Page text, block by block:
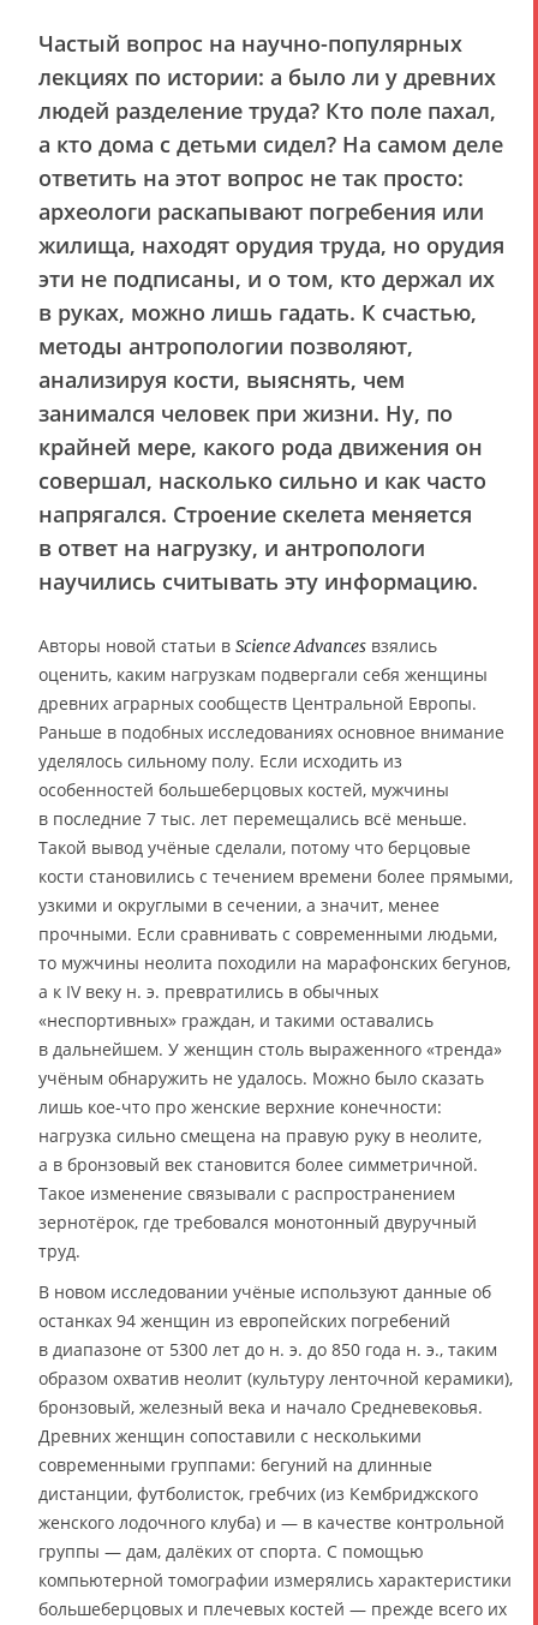
Частый вопрос на научно-популярных
лекциях по истории: а было ли у древних
людей разделение труда? Кто поле пахал,
а кто дома с детьми сидел? На самом деле
ответить на этот вопрос не так просто:
археологи раскапывают погребения или
жилища, находят орудия труда, но орудия
эти не подписаны, и о том, кто держал их
в руках, можно лишь гадать. К счастью,
методы антропологии позволяют,
анализируя кости, выяснять, чем
занимался человек при жизни. Ну, по
крайней мере, какого рода движения он
совершал, насколько сильно и как часто
напрягался. Строение скелета меняется
в ответ на нагрузку, и антропологи
научились считывать эту информацию.
Авторы новой статьи в Science Advances взялись
оценить, каким нагрузкам подвергали себя женщины
древних аграрных сообществ Центральной Европы.
Раньше в подобных исследованиях основное внимание
уделялось сильному полу. Если исходить из
особенностей большеберцовых костей, мужчины
в последние 7 тыс. лет перемещались всё меньше.
Такой вывод учёные сделали, потому что берцовые
кости становились с течением времени более прямыми,
узкими и округлыми в сечении, а значит, менее
прочными. Если сравнивать с современными людьми,
то мужчины неолита походили на марафонских бегунов,
а к IV веку н. э. превратились в обычных
«неспортивных» граждан, и такими оставались
в дальнейшем. У женщин столь выраженного «тренда»
учёным обнаружить не удалось. Можно было сказать
лишь кое-что про женские верхние конечности:
нагрузка сильно смещена на правую руку в неолите,
а в бронзовый век становится более симметричной.
Такое изменение связывали с распространением
зернотёрок, где требовался монотонный двуручный
труд.
В новом исследовании учёные используют данные об
останках 94 женщин из европейских погребений
в диапазоне от 5300 лет до н. э. до 850 года н. э., таким
образом охватив неолит (культуру ленточной керамики),
бронзовый, железный века и начало Средневековья.
Древних женщин сопоставили с несколькими
современными группами: бегуний на длинные
дистанции, футболисток, гребчих (из Кембриджского
женского лодочного клуба) и — в качестве контрольной
группы — дам, далёких от спорта. С помощью
компьютерной томографии измерялись характеристики
большеберцовых и плечевых костей — прежде всего их